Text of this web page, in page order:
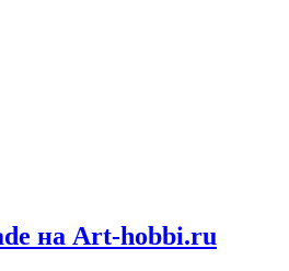
на Art-hobbi.ru